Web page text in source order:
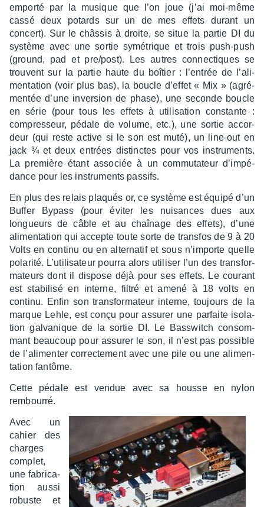
emporté par la musique que l’on joue (j’ai moi-même
cassé deux potards sur un de mes effets durant un
concert). Sur le châs­sis à droite, se situe la partie DI du
système avec une sortie symé­trique et trois push-push
(ground, pad et pre/post). Les autres connec­tiques se
trouvent sur la partie haute du boîtier : l’en­trée de l’ali­
men­ta­tion (voir plus bas), la boucle d’ef­fet « Mix » (agré­
men­tée d’une inver­sion de phase), une seconde boucle
en série (pour tous les effets à utili­sa­tion constante :
compres­seur, pédale de volume, etc.), une sortie accor­
deur (qui reste active si le son est muté), un line-out en
jack ¾ et deux entrées distinctes pour vos instru­ments.
La première étant asso­ciée à un commu­ta­teur d’im­pé­
dance pour les instru­ments passifs.
En plus des relais plaqués or, ce système est équipé d’un
Buffer Bypass (pour éviter les nuisances dues aux
longueurs de câble et au chaî­nage des effets), d’une
alimen­ta­tion qui accepte toute sorte de trans­fos de 9 à 20
Volts en continu ou en alter­na­tif et sous n’im­porte quelle
pola­rité. L’uti­li­sa­teur pourra alors utili­ser l’un des trans­for­
ma­teurs dont il dispose déjà pour ses effets. Le courant
est stabi­lisé en interne, filtré et amené à 18 volts en
continu. Enfin son trans­for­ma­teur interne, toujours de la
marque Lehle, est conçu pour assu­rer une parfaite isola­
tion galva­nique de la sortie DI. Le Bass­witch consom­
mant beau­coup pour assu­rer le son, il n’est pas possible
de l’ali­men­ter correc­te­ment avec une pile ou une alimen­
ta­tion fantôme.
Cette pédale est vendue avec sa housse en nylon
rembourré.
Avec un
cahier des
charges
complet,
une fabri­ca­
tion aussi
robuste et